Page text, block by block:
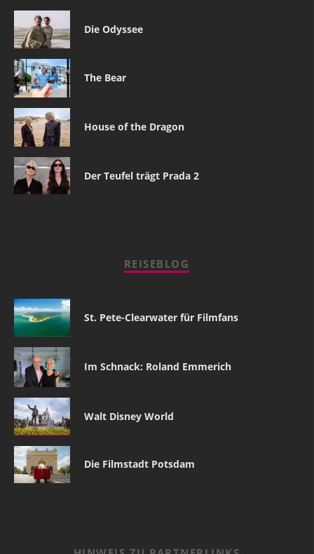
Die Odyssee
The Bear
House of the Dragon
Der Teufel trägt Prada 2
REISEBLOG
St. Pete-Clearwater für Filmfans
Im Schnack: Roland Emmerich
Walt Disney World
Die Filmstadt Potsdam